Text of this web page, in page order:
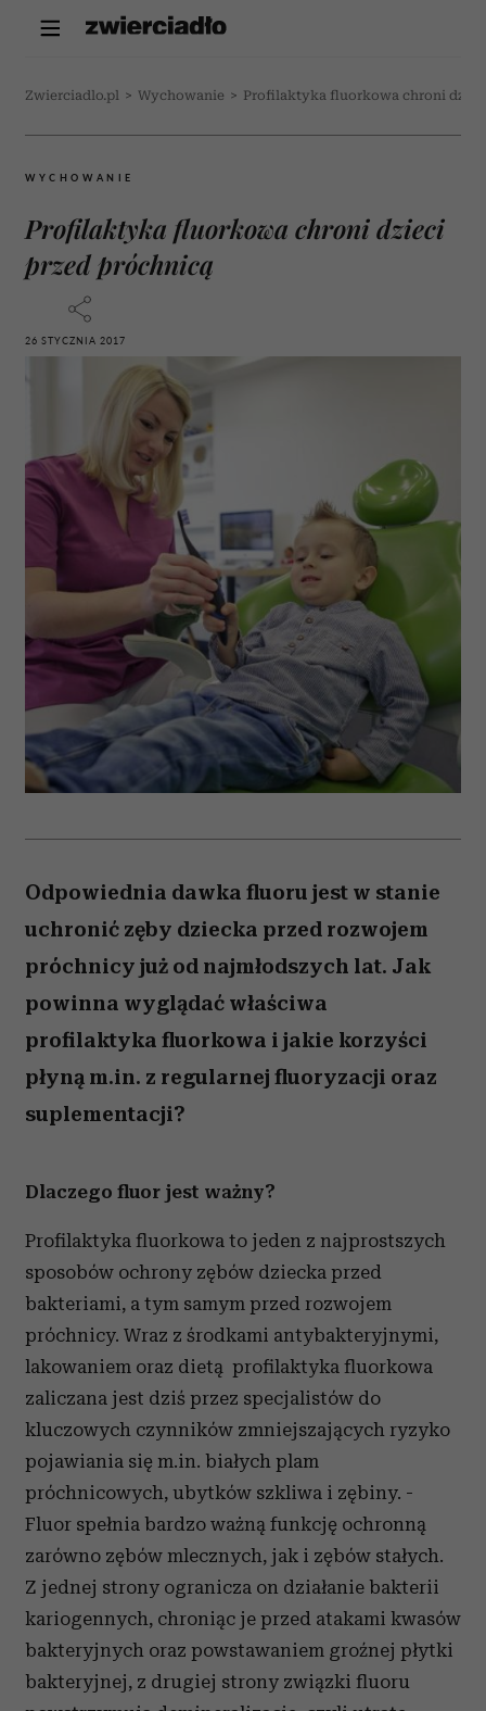
Zwierciadlo.pl > Wychowanie > Profilaktyka fluorkowa chroni
WYCHOWANIE
Profilaktyka fluorkowa chroni dzieci
przed próchnicą
26 STYCZNIA 2017
Odpowiednia dawka fluoru jest w stanie
uchronić zęby dziecka przed rozwojem
próchnicy już od najmłodszych lat. Jak
powinna wyglądać właściwa
profilaktyka fluorkowa i jakie korzyści
płyną m.in. z regularnej fluoryzacji oraz
suplementacji?
Dlaczego fluor jest ważny?
Profilaktyka fluorkowa to jeden z najprostszych
sposobów ochrony zębów dziecka przed
bakteriami, a tym samym przed rozwojem
próchnicy. Wraz z środkami antybakteryjnymi,
lakowaniem oraz dietą profilaktyka fluorkowa
zaliczana jest dziś przez specjalistów do
kluczowych czynników zmniejszających ryzyko
pojawiania się m.in. białych plam
próchnicowych, ubytków szkliwa i zębiny. -
Fluor spełnia bardzo ważną funkcję ochronną
zarówno zębów mlecznych, jak i zębów stałych.
Z jednej strony ogranicza on działanie bakterii
kariogennych, chroniąc je przed atakami kwasów
bakteryjnych oraz powstawaniem groźnej płytki
bakteryjnej, z drugiej strony związki fluoru